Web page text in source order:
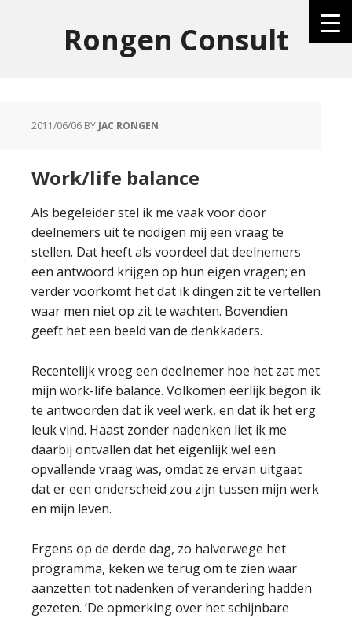
Rongen Consult
2011/06/06 BY JAC RONGEN
Work/life balance
Als begeleider stel ik me vaak voor door
deelnemers uit te nodigen mij een vraag te
stellen. Dat heeft als voordeel dat deelnemers
een antwoord krijgen op hun eigen vragen; en
verder voorkomt het dat ik dingen zit te vertellen
waar men niet op zit te wachten. Bovendien
geeft het een beeld van de denkkaders.
Recentelijk vroeg een deelnemer hoe het zat met
mijn work-life balance. Volkomen eerlijk begon ik
te antwoorden dat ik veel werk, en dat ik het erg
leuk vind. Haast zonder nadenken liet ik me
daarbij ontvallen dat het eigenlijk wel een
opvallende vraag was, omdat ze ervan uitgaat
dat er een onderscheid zou zijn tussen mijn werk
en mijn leven.
Ergens op de derde dag, zo halverwege het
programma, keken we terug om te zien waar
aanzetten tot nadenken of verandering hadden
gezeten. ‘De opmerking over het schijnbare